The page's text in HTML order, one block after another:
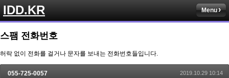
IDD.KR Menu
스팸 전화번호
허락 없이 전화를 걸거나 문자를 보내는 전화번호들입니다.
055-725-0057 2019.10.29 10:14